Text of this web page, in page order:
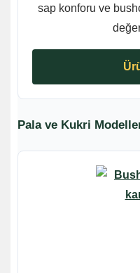
sap konforu ve
Pala ve Kukri